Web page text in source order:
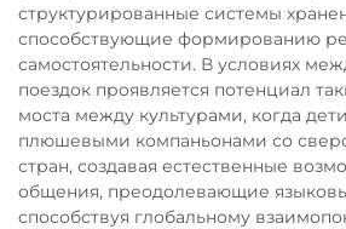
структурированные системы
способствующие формированию
самостоятельности. В условиях
поездок проявляется потенциал
моста между культурами, когда
плюшевыми компаньонами со
стран, создавая естественные
общения, преодолевающие
способствуя глобальному